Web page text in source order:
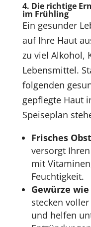
4. Die richtige
im Frühling
Ein gesunder
auf Ihre Haut
zu viel Alkohol,
Lebensmittel.
folgenden
gepflegte Haut
Speiseplan
Frisches
versorgt
mit
Feuchtigkeit.
Gewürze
stecken
und helfen